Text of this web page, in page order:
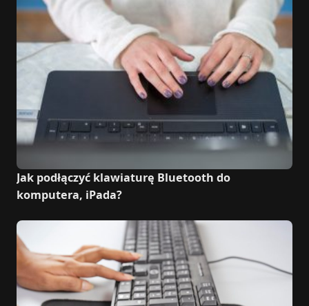
Jak podłączyć klawiaturę Bluetooth do
komputera, iPada?